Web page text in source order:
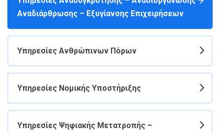
Αναδιάρθρωσης – Εξυγίανσης Επιχειρήσεων
Υπηρεσίες Ανθρώπινων Πόρων
Υπηρεσίες Νομικής Υποστήριξης
Υπηρεσίες Ψηφιακής Μετατροπής –